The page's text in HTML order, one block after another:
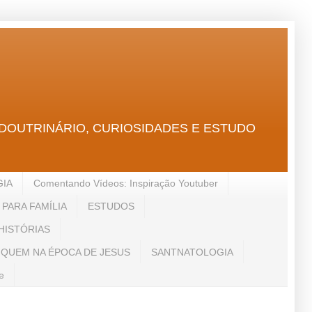
CURIOSIDADES E ESTUDO
Comentando Vídeos: Inspiração Youtuber
FAMÍLIA ESTUDOS
NA ÉPOCA DE JESUS SANTNATOLOGIA